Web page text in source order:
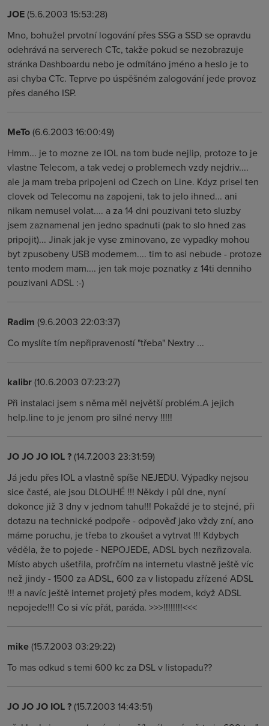
JOE(5.6.2003 15:53:28)
Mno, bohužel prvotní logování přes SSG a SSD se opravdu
odehrává na serverech CTc, takže pokud se nezobrazuje
stránka Dashboardu nebo je odmítáno jméno a heslo je to
asi chyba CTc. Teprve po úspěšném zalogování jede provoz
přes daného ISP.
MeTo(6.6.2003 16:00:49)
Hmm... je to mozne ze IOL na tom bude nejlip, protoze to je
vlastne Telecom, a tak vedej o problemech vzdy nejdriv....
ale ja mam treba pripojeni od Czech on Line. Kdyz prisel ten
clovek od Telecomu na zapojeni, tak to jelo ihned... ani
nikam nemusel volat.... a za 14 dni pouzivani teto sluzby
jsem zaznamenal jen jedno spadnuti (pak to slo hned zas
pripojit)... Jinak jak je vyse zminovano, ze vypadky mohou
byt zpusobeny USB modemem.... tim to asi nebude - protoze
tento modem mam.... jen tak moje poznatky z 14ti denniho
pouzivani ADSL :-)
Radim (9.6.2003 22:03:37)
Co myslíte tím nepřipraveností "třeba" Nextry ...
kalibr(10.6.2003 07:23:27)
Při instalaci jsem s něma měl největší problém.A jejich
help.line to je jenom pro silné nervy !!!!!
JO JO JO IOL ?(14.7.2003 23:31:59)
Já jedu přes IOL a vlastně spíše NEJEDU. Výpadky nejsou
sice časté, ale jsou DLOUHÉ !!! Někdy i půl dne, nyní
dokonce již 3 dny v jednom tahu!!! Pokaždé je to stejné, při
dotazu na technické podpoře - odpověď jako vždy zní, ano
máme poruchu, je třeba to zkoušet a vytrvat !!! Kdybych
věděla, že to pojede - NEPOJEDE, ADSL bych nezřizovala.
Místo abych ušetřila, profrčím na internetu vlastně ještě víc
než jindy - 1500 za ADSL, 600 za v listopadu zřízené ADSL
!!! a navíc ještě internet projetý přes modem, když ADSL
nepojede!!! Co si víc přát, paráda. >>>!!!!!!!!<<<
mike(15.7.2003 03:29:22)
To mas odkud s temi 600 kc za DSL v listopadu??
JO JO JO IOL ?(15.7.2003 14:43:51)